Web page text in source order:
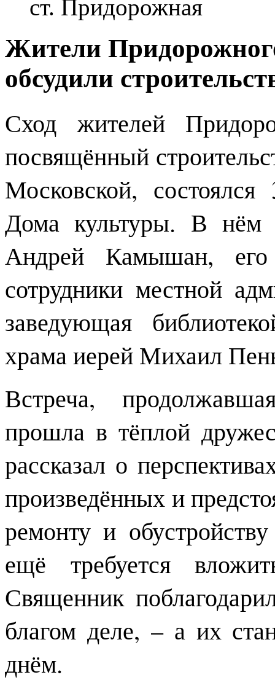
ст. Придорожная
Жители
обсудили
Сход жителей
посвящённый
Московской,
Дома культуры. В нём
Андрей Камышан, его
сотрудники местной
заведующая
храма иерей Михаил
Встреча,
прошла в тёплой
рассказал о
произведённых и
ремонту и
ещё требуется
Священник
благом деле, – а их
днём.